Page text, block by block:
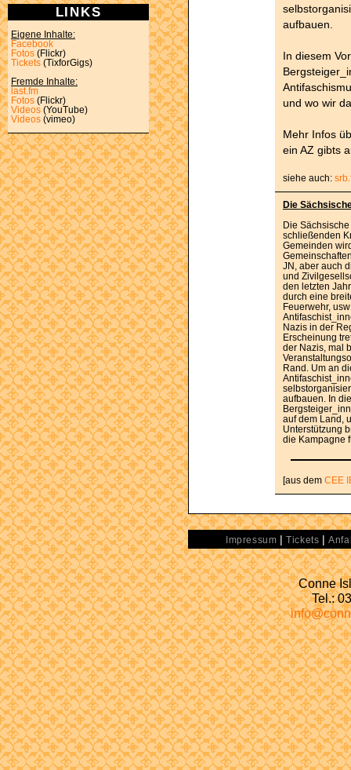
LINKS
Eigene Inhalte:
Facebook
Fotos (Flickr)
Tickets (TixforGigs)
Fremde Inhalte:
last.fm
Fotos (Flickr)
Videos (YouTube)
Videos (vimeo)
aufbauen.
In diesem
und wo wir
Mehr Infos
ein AZ gibts
siehe auch:
Die
Die
schließenden
Gemeinden
JN, aber auch
und
den letzten
durch eine
Feuerwehr,
Nazis in der
Erscheinung
der Nazis, mal
Rand. Um an
aufbauen. In
auf dem Land,
Unterstützung
die Kampagne
[aus dem CEE
Impressum | Tickets |
Conne
Tel.: